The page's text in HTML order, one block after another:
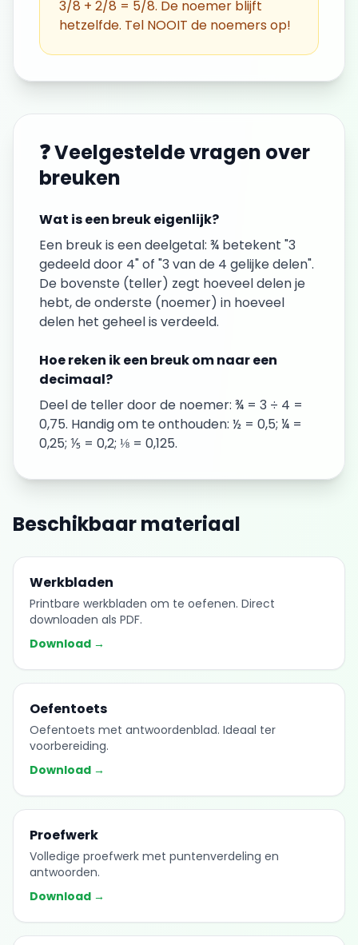
3/8 + 2/8 = 5/8. De noemer blijft
hetzelfde. Tel NOOIT de noemers op!
❓ Veelgestelde vragen over
breuken
Wat is een breuk eigenlijk?
Een breuk is een deelgetal: ¾ betekent "3
gedeeld door 4" of "3 van de 4 gelijke delen".
De bovenste (teller) zegt hoeveel delen je
hebt, de onderste (noemer) in hoeveel
delen het geheel is verdeeld.
Hoe reken ik een breuk om naar een
decimaal?
Deel de teller door de noemer: ¾ = 3 ÷ 4 =
0,75. Handig om te onthouden: ½ = 0,5; ¼ =
0,25; ⅕ = 0,2; ⅛ = 0,125.
Beschikbaar materiaal
Werkbladen
Printbare werkbladen om te oefenen. Direct
downloaden als PDF.
Download →
Oefentoets
Oefentoets met antwoordenblad. Ideaal ter
voorbereiding.
Download →
Proefwerk
Volledige proefwerk met puntenverdeling en
antwoorden.
Download →